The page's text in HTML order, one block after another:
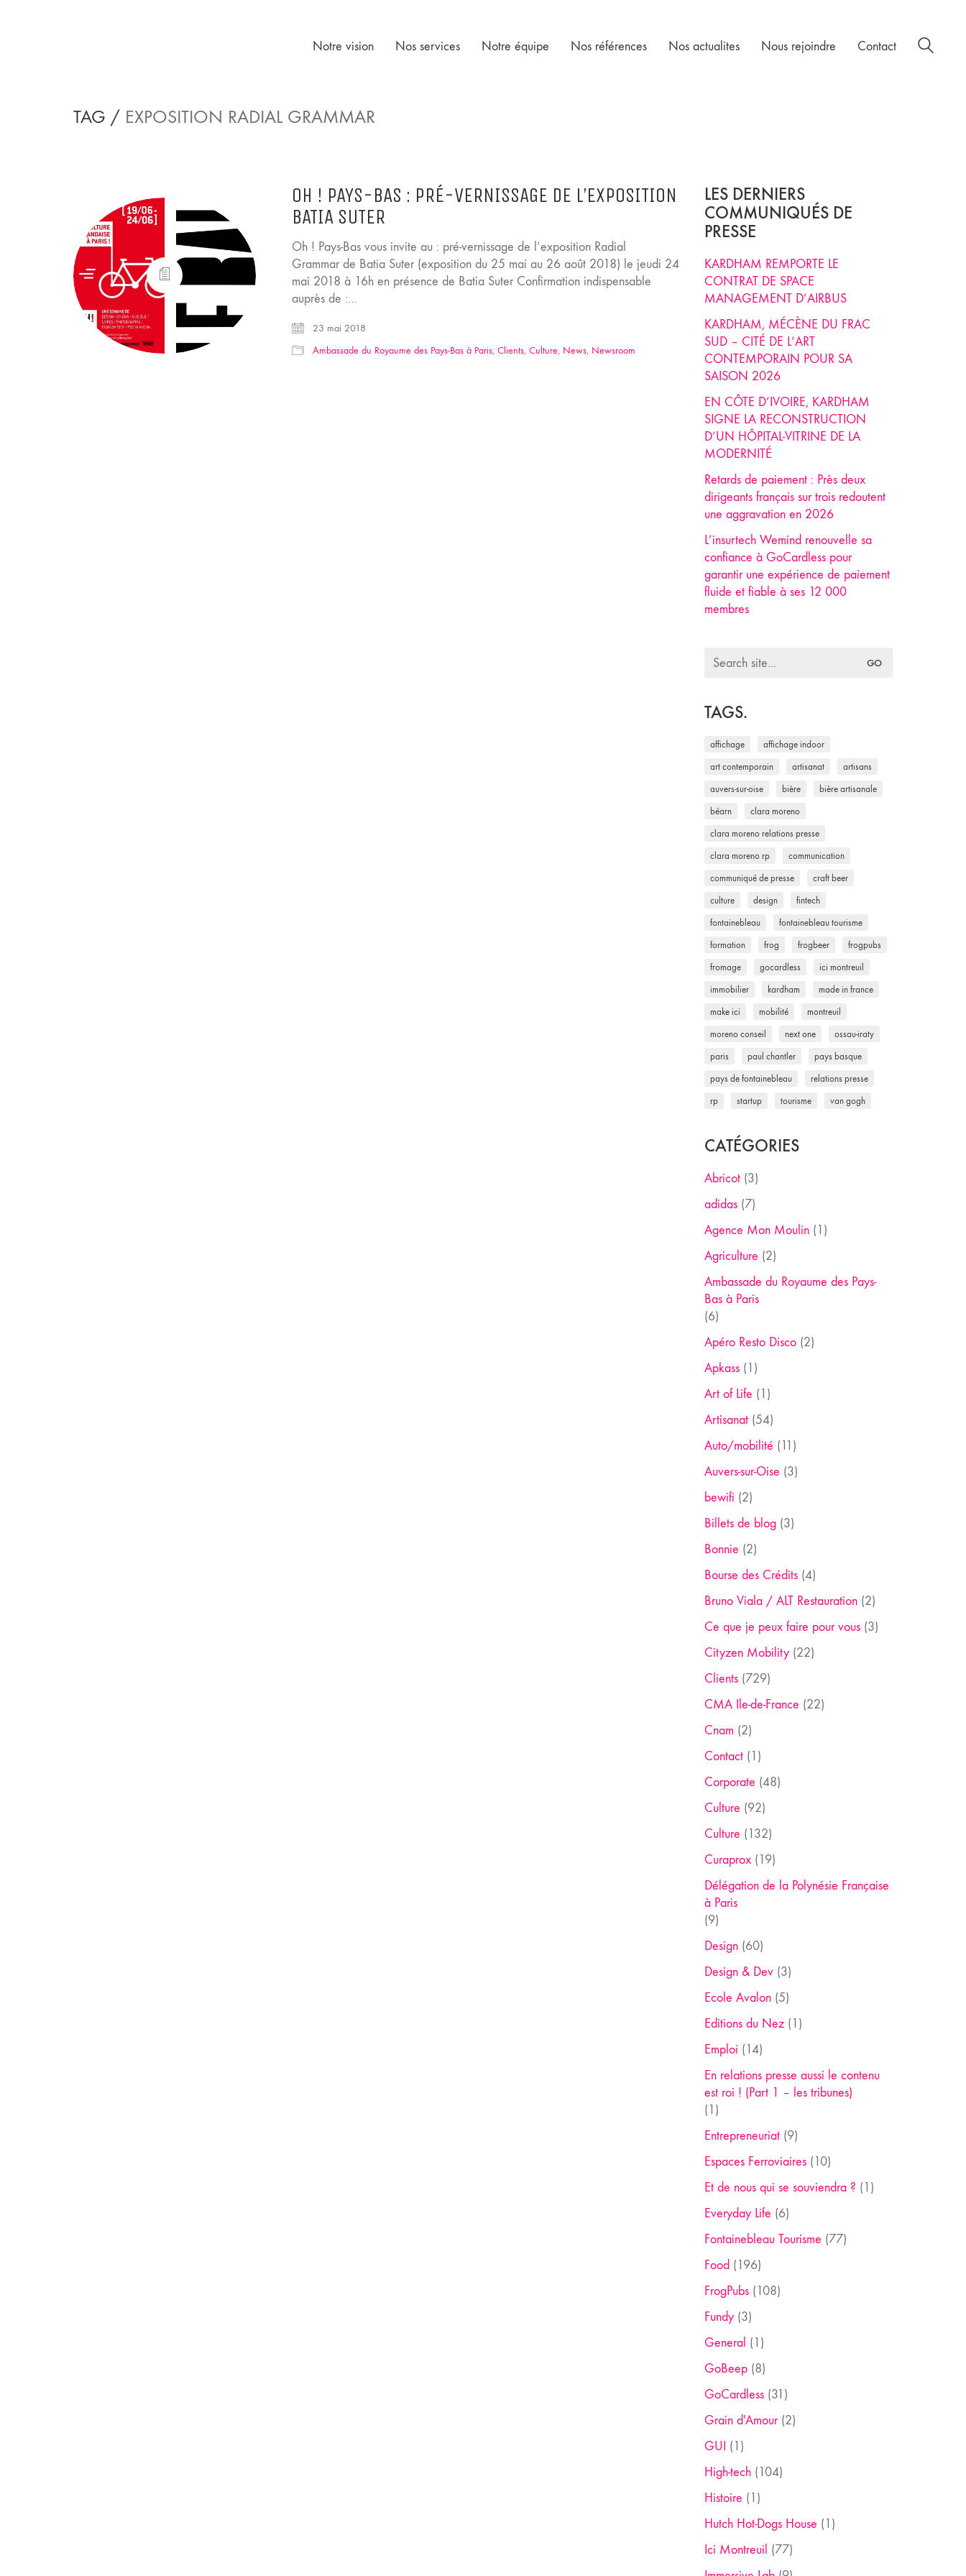
Notre vision Nos services Notre équipe Nos références Nos actualites Nous rejoindre Contact
TAG / EXPOSITION RADIAL GRAMMAR
OH ! PAYS-BAS : PRÉ-VERNISSAGE DE L’EXPOSITION
BATIA SUTER
Oh ! Pays-Bas vous invite au : pré-vernissage de l’exposition Radial
Grammar de Batia Suter (exposition du 25 mai au 26 août 2018) le jeudi 24
mai 2018 à 16h en présence de Batia Suter Confirmation indispensable
auprès de :…
23 mai 2018
Ambassade du Royaume des Pays-Bas à Paris,Clients,Culture, News, Newsroom
LES DERNIERS
COMMUNIQUÉS DE
PRESSE
KARDHAM REMPORTE LE
CONTRAT DE SPACE
MANAGEMENT D’AIRBUS
KARDHAM, MÉCÈNE DU FRAC
SUD – CITÉ DE L’ART
CONTEMPORAIN POUR SA
SAISON 2026
EN CÔTE D’IVOIRE, KARDHAM
SIGNE LA RECONSTRUCTION
D’UN HÔPITAL-VITRINE DE LA
MODERNITÉ
Retards de paiement : Près deux
dirigeants français sur trois redoutent
une aggravation en 2026
L’insurtech Wemind renouvelle sa
confiance à GoCardless pour
garantir une expérience de paiement
fluide et fiable à ses 12 000
membres
Search
TAGS.
affichage affichage indoor
art contemporain artisanat artisans
auvers-sur-oise bière bière artisanale
béarn clara moreno
clara moreno relations presse
clara moreno rp communication
communiqué de presse craft beer
culture design fintech
fontainebleau fontainebleau tourisme
formation frog frogbeer frogpubs
fromage gocardless ici montreuil
immobilier kardham made in france
make ici mobilité montreuil
moreno conseil next one ossau-iraty
paris paul chantler pays basque
pays de fontainebleau relations presse
rp startup tourisme van gogh
CATÉGORIES
Abricot(3)
adidas(7)
Agence Mon Moulin(1)
Agriculture (2)
Ambassade du Royaume des Pays-
Bas à Paris
(6)
Apéro Resto Disco(2)
Apkass(1)
Art of Life (1)
Artisanat(54)
Auto/mobilité (11)
Auvers-sur-Oise (3)
bewifi (2)
Billets de blog(3)
Bonnie (2)
Bourse des Crédits(4)
Bruno Viala / ALT Restauration(2)
Ce que je peux faire pour vous(3)
Cityzen Mobility(22)
Clients(729)
CMA Ile-de-France (22)
Cnam (2)
Contact(1)
Corporate (48)
Culture (92)
Culture (132)
Curaprox(19)
Délégation de la Polynésie Française
à Paris
(9)
Design(60)
Design & Dev(3)
Ecole Avalon(5)
Editions du Nez(1)
Emploi (14)
En relations presse aussi le contenu
est roi ! (Part 1 – les tribunes)
(1)
Entrepreneuriat(9)
Espaces Ferroviaires(10)
Et de nous qui se souviendra ? (1)
Everyday Life (6)
Fontainebleau Tourisme (77)
Food (196)
FrogPubs(108)
Fundy(3)
General (1)
GoBeep(8)
GoCardless(31)
Grain d'Amour(2)
GUI (1)
High-tech(104)
Histoire (1)
Hutch Hot-Dogs House (1)
Ici Montreuil (77)